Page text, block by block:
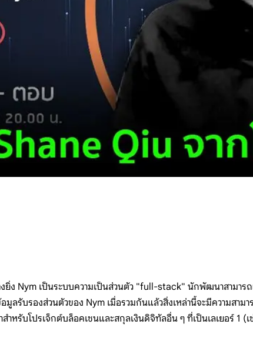
งยิ่ง Nym เป็นระบบความเป็นส่วนตัว "full-stack" นักพัฒนาสาม
รับรองส่วนตัวของ Nym เมื่อรวมกันแล้วสิ่งเหล่านี้จะมีความสาม
หรับโปรเจ็กต์บล็อคเชนและสกุลเงินดิจิทัลอื่น ๆ ที่เป็นเลเยอร์ 1